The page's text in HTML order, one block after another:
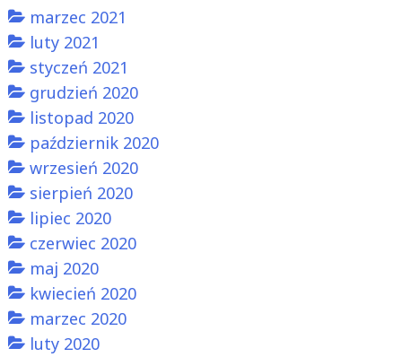
marzec 2021
luty 2021
styczeń 2021
grudzień 2020
listopad 2020
październik 2020
wrzesień 2020
sierpień 2020
lipiec 2020
czerwiec 2020
maj 2020
kwiecień 2020
marzec 2020
luty 2020